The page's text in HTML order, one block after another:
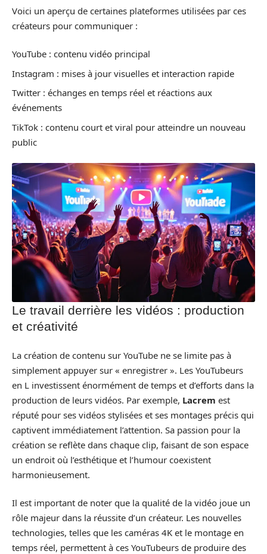
Voici un aperçu de certaines plateformes utilisées par ces
créateurs pour communiquer :
YouTube : contenu vidéo principal
Instagram : mises à jour visuelles et interaction rapide
Twitter : échanges en temps réel et réactions aux
événements
TikTok : contenu court et viral pour atteindre un nouveau
public
Le travail derrière les vidéos : production
et créativité
La création de contenu sur YouTube ne se limite pas à
simplement appuyer sur « enregistrer ». Les YouTubeurs
en L investissent énormément de temps et d’efforts dans la
production de leurs vidéos. Par exemple, Lacrem est
réputé pour ses vidéos stylisées et ses montages précis qui
captivent immédiatement l’attention. Sa passion pour la
création se reflète dans chaque clip, faisant de son espace
un endroit où l’esthétique et l’humour coexistent
harmonieusement.
Il est important de noter que la qualité de la vidéo joue un
rôle majeur dans la réussite d’un créateur. Les nouvelles
technologies, telles que les caméras 4K et le montage en
temps réel, permettent à ces YouTubeurs de produire des